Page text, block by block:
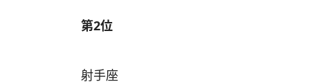
第2位
射手座